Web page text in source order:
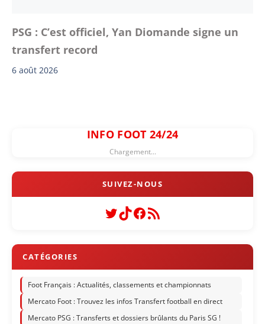
PSG : C’est officiel, Yan Diomande signe un
transfert record
6 août 2026
INFO FOOT 24/24
Chargement...
Twitter
TikTok
Facebook
Flux RSS
Foot Français : Actualités, classements et championnats
Mercato Foot : Trouvez les infos Transfert football en direct
Mercato PSG : Transferts et dossiers brûlants du Paris SG !